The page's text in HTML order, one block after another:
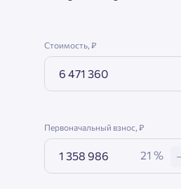
Стоимость, ₽
Первоначальный взнос, ₽
21 %